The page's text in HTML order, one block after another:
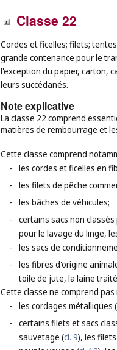
Classe 22
Cordes et ficelles; filets;
grande contenance pour le
l'exception du papier, carton,
leurs succédanés.
Note explicative
La classe 22 comprend
matières de rembourrage et
Cette classe comprend
- les cordes et ficelles en
- les filets de pêche
- les bâches de véhicules;
- certains sacs non
pour le lavage du linge,
- les sacs de
- les fibres d'origine
toile de jute, la laine
Cette classe ne comprend
- les cordages métalliques (
- certains filets et sacs
sauvetage (cl. 9), les